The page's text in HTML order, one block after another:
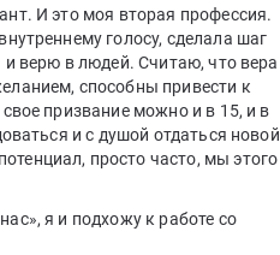
И это моя вторая профессия.
голосу, сделала шаг
и верю в людей. Считаю, что вера
способны привести к
призвание можно и в 15, и в
и с душой отдаться новой
просто часто, мы этого
я и подхожу к работе со